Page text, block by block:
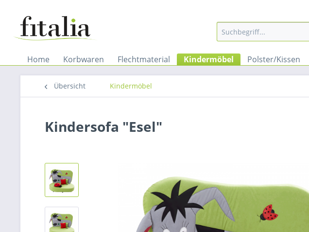
Home Korbwaren Flechtmaterial Kindermöbel Polster/Kissen
Übersicht Kindermöbel
Kindersofa "Esel"